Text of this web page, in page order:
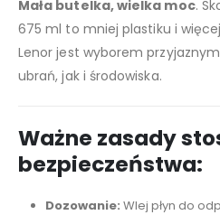
Mała butelka, wielka moc.
675 ml to mniej plastiku i
Lenor jest wyborem
ubrań, jak i środowiska.
Ważne zasady
bezpieczeństwa:
Dozowanie: Wlej płyn do